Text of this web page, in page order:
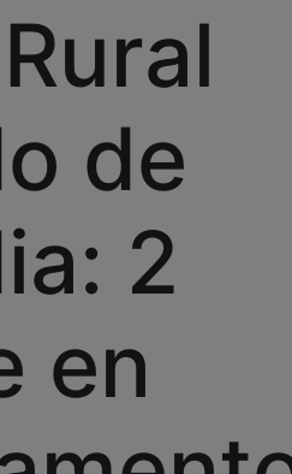
de
2
en